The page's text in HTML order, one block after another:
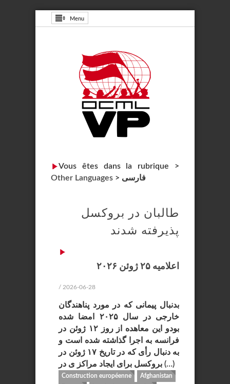
Menu
Vous êtes dans la rubrique >
Other Languages > فارسی
طالبان در بروکسل
پذیرفته شدند
اعلامیه ۲۵ ژوئن ۲۰۲۶
/ 2026-06-28
بدنبال پیمانی که در مورد پناهندگان
خارجی در سال ۲۰۲۵ امضا شده
بودو این معاهده از روز ۱۲ ژوئن در
فرانسه به اجرا گذاشته شده است و
به دنبال رأی که در تاریخ ۱۷ ژوئن در
بروکسل برای ایجاد مراکز ی در (…)
Construction européenne
Afghanistan